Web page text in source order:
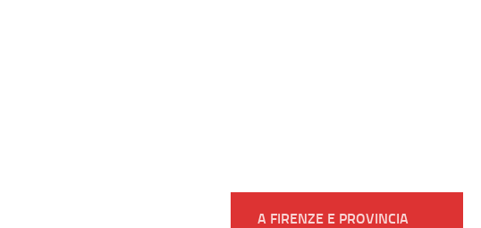
A FIRENZE E PROVINCIA